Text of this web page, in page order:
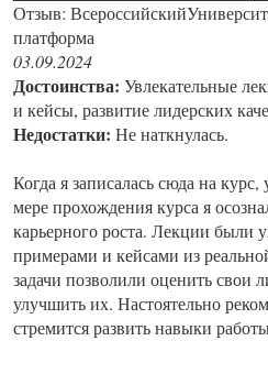
Отзыв:
платформа
03.09.2024
Достоинства: Увлекательные
и кейсы, развитие лидерских
Недостатки: Не наткнулась.
Когда я записалась сюда на курс,
мере прохождения курса я
карьерного роста. Лекции были
примерами и кейсами из
задачи позволили оценить свои
улучшить их. Настоятельно
стремится развить навыки